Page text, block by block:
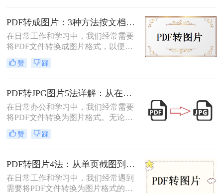
据实际需求选择合适的方法进行转
换。
PDF转成图片：3种方法按文档类型（纯文本/图文/扫描件）选择！
在日常工作和学习中，我们经常需要
将PDF文件转换成图片格式，以便于
分享、打印或进行其他编辑操作。那
么pdf转成图片怎么转呢？本文将介绍
赞 踩
PDF转JPG图片5法详解：从在线工具到桌面端全路径对比！
在日常办公和学习中，我们经常需要
将PDF文件转换为图片格式。无论是
为了方便分享、嵌入演示文稿，还是
为了保护文档内容不被随意编辑，掌
实用的技能。本文将详细介绍5种经
过验证的有效方法，帮助您根据不同
场景选择最适合的解决方案。
赞 踩
PDF转图片4法：从单页截图到批量导出的完整操作路径！
在日常工作和学习中，我们经常遇到
需要将PDF文件转换为图片格式的情